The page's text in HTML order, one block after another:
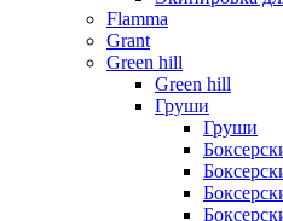
Flamma
Grant
Green hill
Green hill
Груши
Груши